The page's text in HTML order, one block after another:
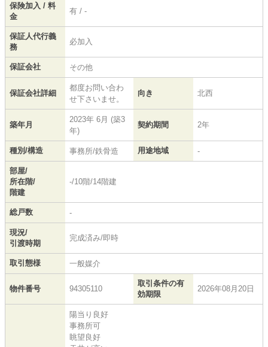
保険加入 / 料
金
有 / -
保証人代行義
務
必加入
保証会社 その他
保証会社詳細
都度お問い合わ
せ下さいませ。
向き 北西
築年月
2023年 6月 (築3
年)
契約期間 2年
種別/構造 事務所/鉄骨造 用途地域 -
部屋/
所在階/
階建
-/10階/14階建
総戸数 -
現況/
引渡時期
完成済み/即時
取引態様 一般媒介
物件番号 94305110
取引条件の有
効期限
2026年08月20日
陽当り良好
事務所可
眺望良好